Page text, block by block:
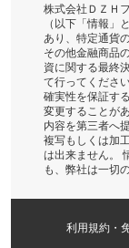
株式会社ＤＺＨ
（以下「情報」
あり、特定通貨
その他金融商品
資に関する最終
て行ってくださ
確実性を保証す
変更することが
内容を第三者へ
複写もしくは加
は出来ません。
も、弊社は一切
利用規約・